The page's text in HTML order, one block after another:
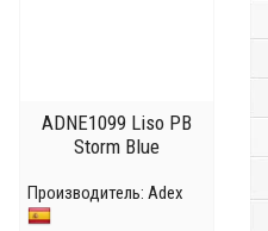
ADNE1099 Liso PB
Storm Blue
Производитель: Adex